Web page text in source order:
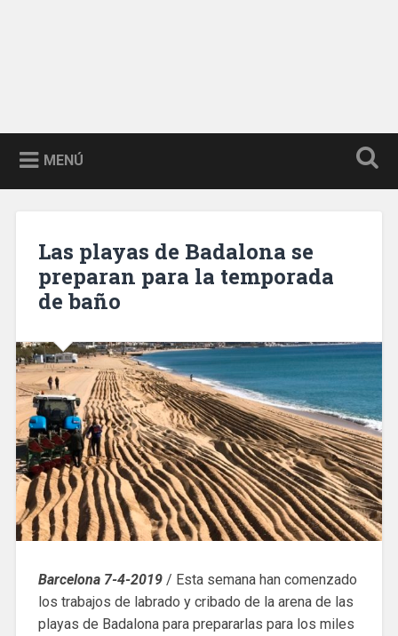
MENÚ
Las playas de Badalona se
preparan para la temporada
de baño
Barcelona 7-4-2019/ Esta semana han comenzado
los trabajos de labrado y cribado de la arena de las
playas de Badalona para prepararlas para los miles